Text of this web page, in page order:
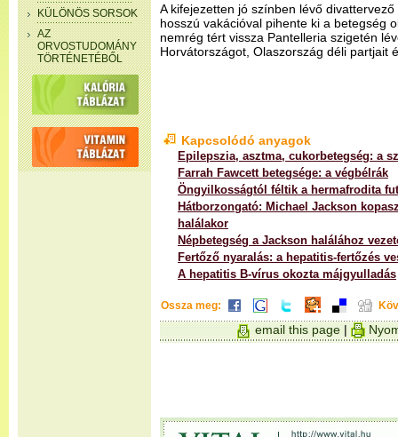
KÜLÖNÖS SORSOK
AZ
ORVOSTUDOMÁNY
TÖRTÉNETÉBŐL
A kifejezetten jó színben lévő
hosszú vakációval pihente ki a betegség
nemrég tért vissza Pantelleria szigetén
Horvátországot, Olaszország déli partjait
Kapcsolódó anyagok
Epilepszia, asztma, cukorbetegség: a
Farrah Fawcett betegsége: a végbélrák
Öngyilkosságtól féltik a hermafrodita
Hátborzongató: Michael Jackson
halálakor
Népbetegség a Jackson halálához
Fertőző nyaralás: a hepatitis-fertőzés
A hepatitis B-vírus okozta májgyulladás
Ossza meg:
email this page |